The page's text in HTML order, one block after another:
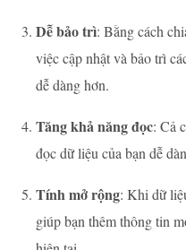
Dễ bảo trì: Bằng cách
việc cập nhật và bảo trì
dễ dàng hơn.
Tăng khả năng đọc: Cả
đọc dữ liệu của bạn dễ
Tính mở rộng: Khi dữ
giúp bạn thêm thông tin